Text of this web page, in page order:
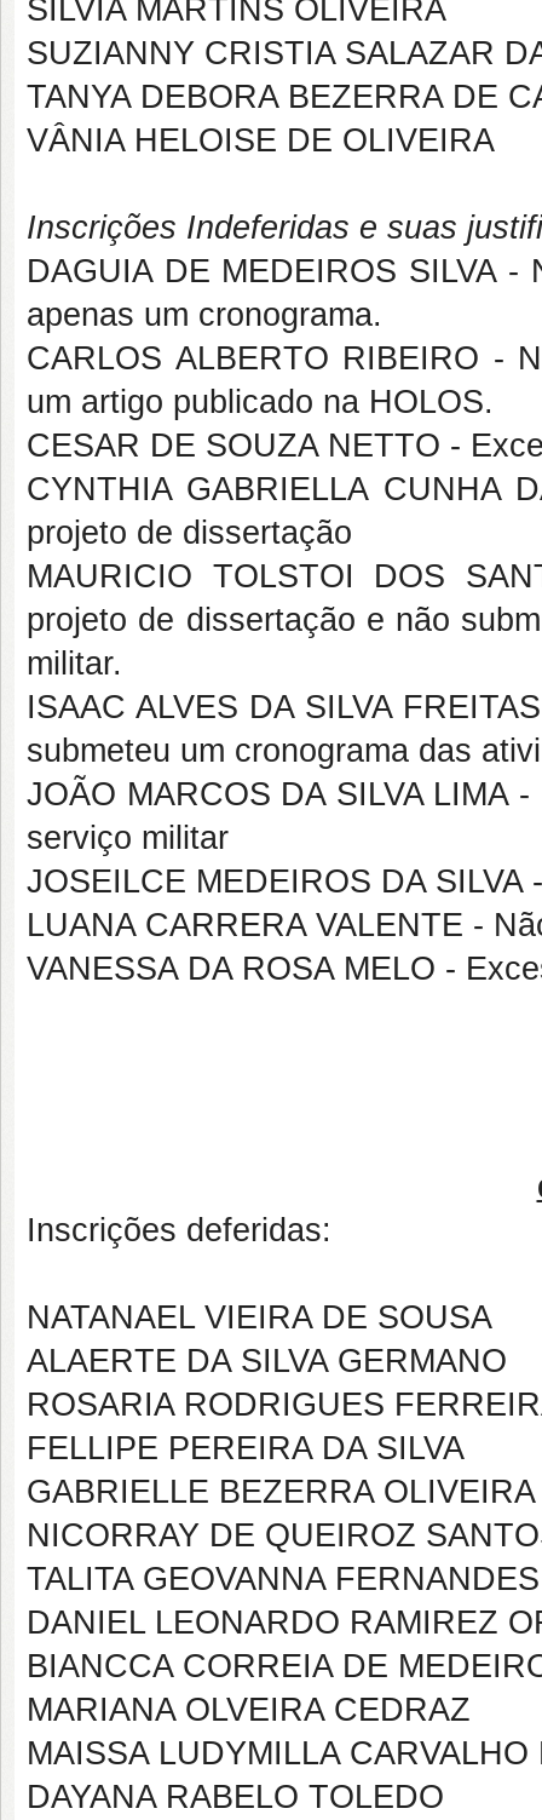
SILVIA MARTINS OLIVEIRA
SUZIANNY CRISTIA SALAZAR
TANYA DEBORA BEZERRA DE
VÂNIA HELOISE DE OLIVEIRA
Inscrições Indeferidas e suas
DAGUIA DE MEDEIROS SILVA
apenas um cronograma.
CARLOS ALBERTO RIBEIRO -
um artigo publicado na HOLOS.
CESAR DE SOUZA NETTO -
CYNTHIA GABRIELLA CUNHA
projeto de dissertação
MAURICIO TOLSTOI DOS
projeto de dissertação e não
militar.
ISAAC ALVES DA SILVA
submeteu um cronograma das
JOÃO MARCOS DA SILVA LIMA
serviço militar
JOSEILCE MEDEIROS DA
LUANA CARRERA VALENTE -
VANESSA DA ROSA MELO -
Inscrições deferidas:
NATANAEL VIEIRA DE SOUSA
ALAERTE DA SILVA GERMANO
ROSARIA RODRIGUES
FELLIPE PEREIRA DA SILVA
GABRIELLE BEZERRA OLIVEIRA
NICORRAY DE QUEIROZ
TALITA GEOVANNA
DANIEL LEONARDO RAMIREZ
BIANCCA CORREIA DE
MARIANA OLVEIRA CEDRAZ
MAISSA LUDYMILLA CARVALHO
DAYANA RABELO TOLEDO